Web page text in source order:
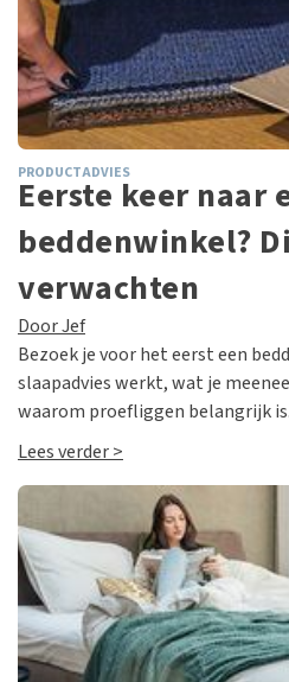
PRODUCTADVIES
Eerste keer naar
beddenwinkel?
verwachten
Door Jef
Bezoek je voor het eerst een
slaapadvies werkt, wat je
waarom proefliggen belangrijk is.
Lees verder >